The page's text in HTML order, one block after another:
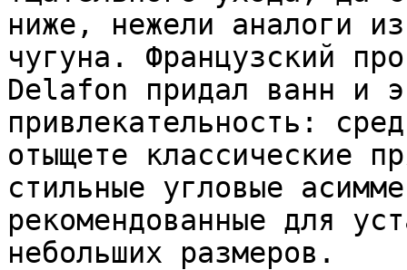
ниже, нежели аналоги
чугуна. Французский
Delafon придал ванн и
привлекательность:
отыщете классические
стильные угловые
рекомендованные для
небольших размеров.